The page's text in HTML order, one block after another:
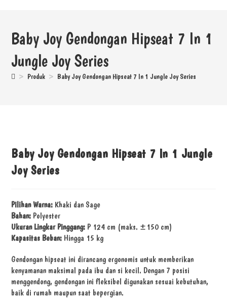
Baby Joy Gendongan Hipseat 7 In 1
Jungle Joy Series
> Produk > Baby Joy Gendongan Hipseat 7 In 1 Jungle Joy Series
Baby Joy Gendongan Hipseat 7 In 1 Jungle
Joy Series
Pilihan Warna: Khaki dan Sage
Bahan: Polyester
Ukuran Lingkar Pinggang: P 124 cm (maks. ±150 cm)
Kapasitas Beban: Hingga 15 kg
Gendongan hipseat ini dirancang ergonomis untuk memberikan
kenyamanan maksimal pada ibu dan si kecil. Dengan 7 posisi
menggendong, gendongan ini fleksibel digunakan sesuai kebutuhan,
baik di rumah maupun saat bepergian.